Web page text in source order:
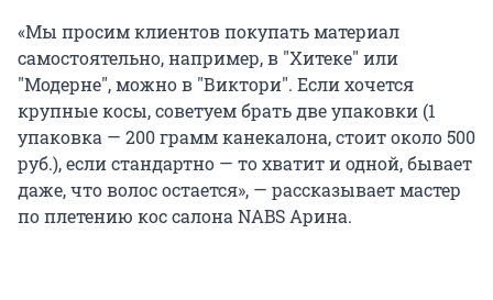
«Мы просим клиентов покупать материал
самостоятельно, например, в "Хитеке" или
"Модерне", можно в "Виктори". Если хочется
крупные косы, советуем брать две упаковки (1
упаковка — 200 грамм канекалона, стоит около 500
руб.), если стандартно — то хватит и одной, бывает
даже, что волос остается», — рассказывает мастер
по плетению кос салона NABS Арина.